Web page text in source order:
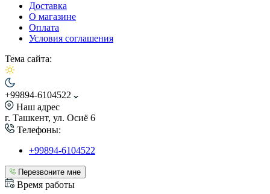
Доставка
О магазине
Оплата
Условия соглашения
Тема сайта:
+99894-6104522
Наш адрес
г. Ташкент, ул. Осиё 6
Телефоны:
+99894-6104522
Перезвоните мне
Время работы